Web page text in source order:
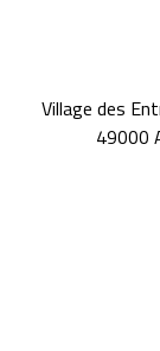
Village des
49000